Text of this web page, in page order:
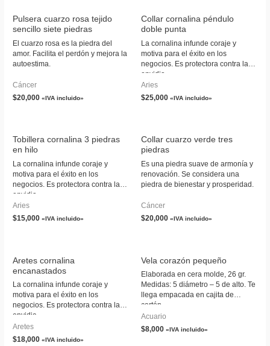
Pulsera cuarzo rosa tejido
sencillo siete piedras
El cuarzo rosa es la piedra del
amor. Facilita el perdón y mejora la
autoestima.
Cáncer
$20,000 «IVA incluido»
Collar cornalina péndulo
doble punta
La cornalina infunde coraje y
motiva para el éxito en los
negocios. Es protectora contra la
envidia.
Aries
$25,000 «IVA incluido»
Tobillera cornalina 3 piedras
en hilo
La cornalina infunde coraje y
motiva para el éxito en los
negocios. Es protectora contra la
envidia.
Aries
$15,000 «IVA incluido»
Collar cuarzo verde tres
piedras
Es una piedra suave de armonía y
renovación. Se considera una
piedra de bienestar y prosperidad.
Cáncer
$20,000 «IVA incluido»
Aretes cornalina
encanastados
La cornalina infunde coraje y
motiva para el éxito en los
negocios. Es protectora contra la
envidia.
Aretes
$18,000 «IVA incluido»
Vela corazón pequeño
Elaborada en cera molde, 26 gr.
Medidas: 5 diámetro – 5 de alto. Te
llega empacada en cajita de
cartón.
Acuario
$8,000 «IVA incluido»